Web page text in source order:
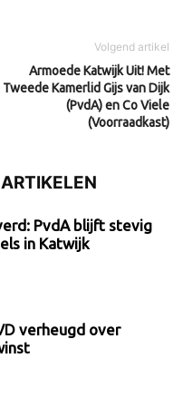
Volgend artikel
Armoede Katwijk Uit! Met
Tweede Kamerlid Gijs van Dijk
(PvdA) en Co Viele
(Voorraadkast)
PvdA blijft stevig
in Katwijk
verheugd over